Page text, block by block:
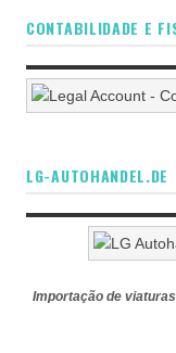
CONTABILIDADE E
LG-AUTOHANDEL.DE
Importação de